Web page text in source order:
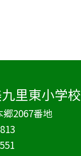
里東小学校
2067番地